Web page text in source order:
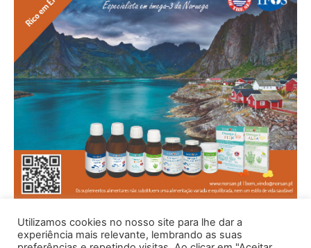
Utilizamos cookies no nosso site para lhe dar a
experiência mais relevante, lembrando as suas